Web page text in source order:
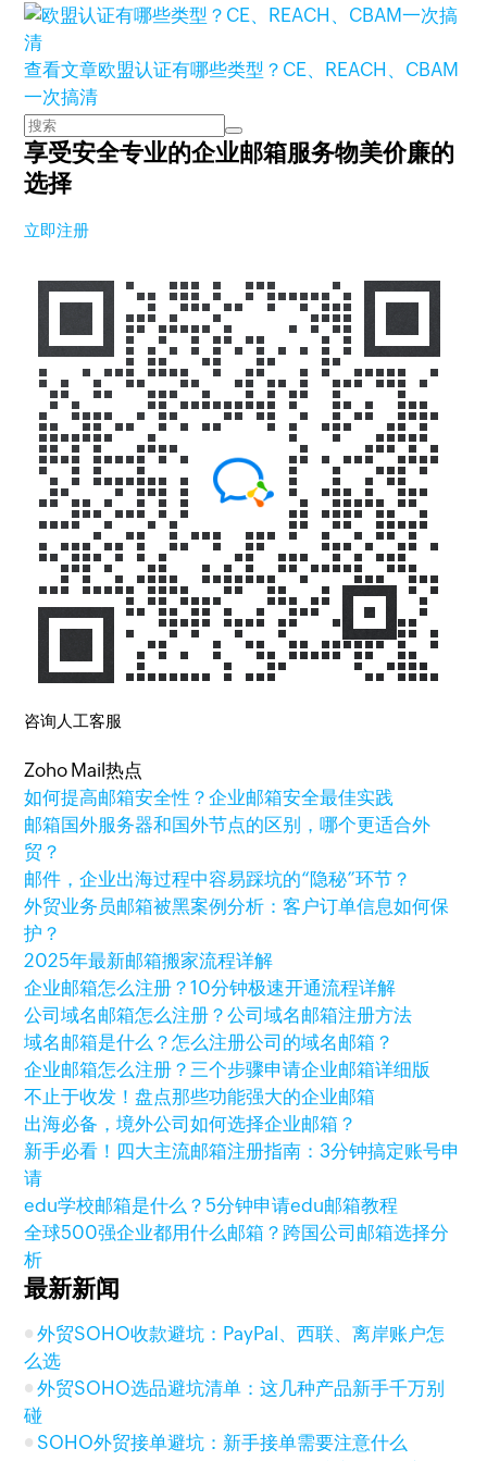
查看文章欧盟认证有哪些类型？CE、REACH、CBAM
一次搞清
享受安全专业的企业邮箱服务物美价廉的
选择
立即注册
咨询人工客服
Zoho Mail热点
如何提高邮箱安全性？企业邮箱安全最佳实践
邮箱国外服务器和国外节点的区别，哪个更适合外
贸？
邮件，企业出海过程中容易踩坑的“隐秘”环节？
外贸业务员邮箱被黑案例分析：客户订单信息如何保
护？
2025年最新邮箱搬家流程详解
企业邮箱怎么注册？10分钟极速开通流程详解
公司域名邮箱怎么注册？公司域名邮箱注册方法
域名邮箱是什么？怎么注册公司的域名邮箱？
企业邮箱怎么注册？三个步骤申请企业邮箱详细版
不止于收发！盘点那些功能强大的企业邮箱
出海必备，境外公司如何选择企业邮箱？
新手必看！四大主流邮箱注册指南：3分钟搞定账号申
请
edu学校邮箱是什么？5分钟申请edu邮箱教程
全球500强企业都用什么邮箱？跨国公司邮箱选择分
析
最新新闻
外贸SOHO收款避坑：PayPal、西联、离岸账户怎
么选
外贸SOHO选品避坑清单：这几种产品新手千万别
碰
SOHO外贸接单避坑：新手接单需要注意什么